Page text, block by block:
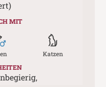
MIT
Katzen